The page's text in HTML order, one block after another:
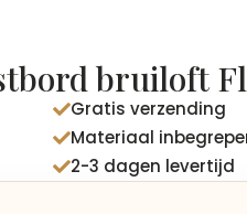
bruiloft
Gratis verzending
Materiaal
2-3 dagen levertijd